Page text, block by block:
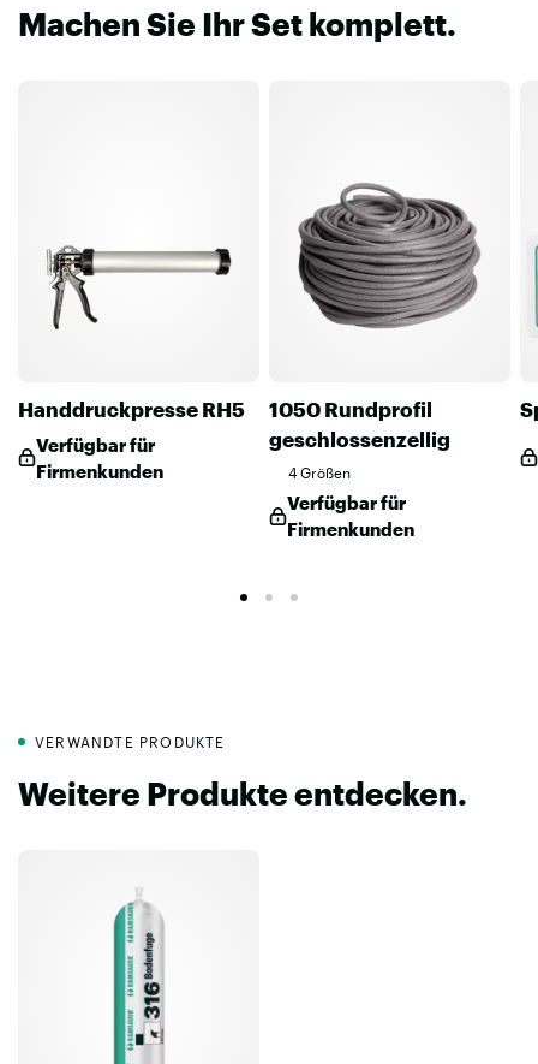
Machen Sie Ihr Set komplett.
Handdruckpresse RH5
Verfügbar für
Firmenkunden
1050 Rundprofil
geschlossenzellig
4 Größen
Verfügbar für
Firmenkunden
VERWANDTE PRODUKTE
Weitere Produkte entdecken.